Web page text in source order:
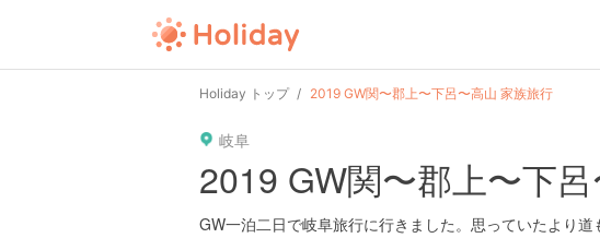
Holiday トップ 2019 GW関〜郡上〜下呂〜高山 家族旅行
岐阜
2019 GW関〜郡上〜下
GW一泊二日で岐阜旅行に行きました。思っていたより道